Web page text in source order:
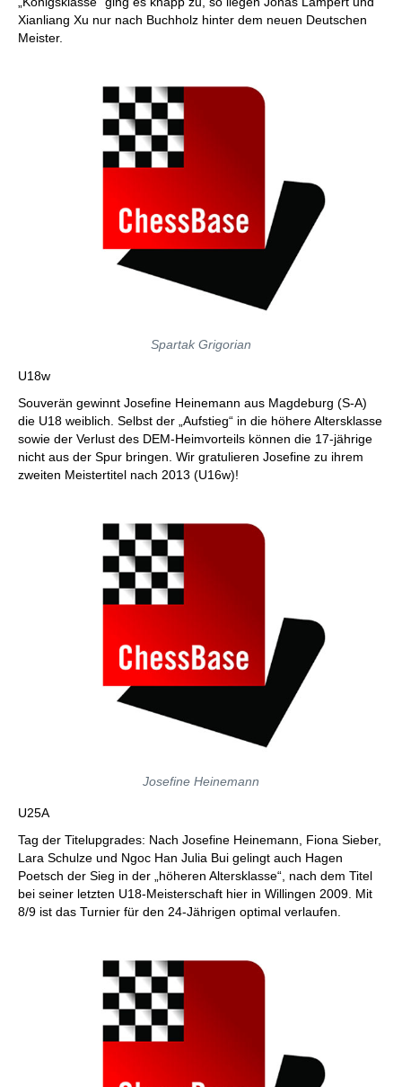
Xianliang Xu nur nach Buchholz hinter dem neuen Deutschen
Meister.
Spartak Grigorian
U18w
Souverän gewinnt Josefine Heinemann aus Magdeburg (S-A)
die U18 weiblich. Selbst der „Aufstieg“ in die höhere Altersklasse
sowie der Verlust des DEM-Heimvorteils können die 17-jährige
nicht aus der Spur bringen. Wir gratulieren Josefine zu ihrem
zweiten Meistertitel nach 2013 (U16w)!
Josefine Heinemann
U25A
Tag der Titelupgrades: Nach Josefine Heinemann, Fiona Sieber,
Lara Schulze und Ngoc Han Julia Bui gelingt auch Hagen
Poetsch der Sieg in der „höheren Altersklasse“, nach dem Titel
bei seiner letzten U18-Meisterschaft hier in Willingen 2009. Mit
8/9 ist das Turnier für den 24-Jährigen optimal verlaufen.